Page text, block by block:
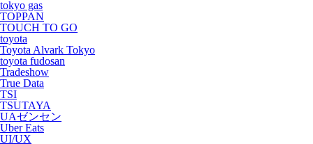
tokyo gas
TOPPAN
TOUCH TO GO
toyota
Toyota Alvark Tokyo
toyota fudosan
Tradeshow
True Data
TSI
TSUTAYA
UAゼンセン
Uber Eats
UI/UX